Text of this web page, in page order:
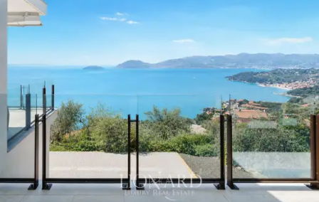
superfícies brancas em todos os cômodos se
combinam para criar uma atmosfera luminosa e arejada,
totalmente contemporânea.
A área íntima é composta por dois quartos. O quarto
principal, com banheiro privativo, tem acesso direto
ao terraço panorâmicoe vista para o golfo, sendo o
cômodo mais representativo da residência. O segundo
quarto, também voltado para o sul, beneficia-se da
mesma luz natural e da mesma vista para o mar. Um